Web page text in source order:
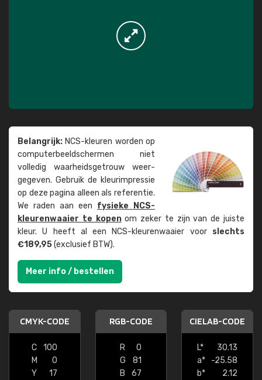
Belangrijk: NCS-kleuren worden op
computer­beeld­schermen niet
volledig waarheids­­getrouw weer­
gegeven. Gebruik de kleur­impressie
op deze pagina alleen als referentie.
We raden aan een fysieke NCS-
kleuren­waaier te kopenom zeker te zijn van de juiste
kleur. U heeft al een NCS-kleuren­waaier voor slechts
€189,95(exclusief BTW).
Meer info / bestellen
CMYK-CODE
C
100
M
0
Y
17
RGB-CODE
R
0
G
81
B
67
CIELAB-CODE
L*
30.13
a*
-25.58
b*
2.12